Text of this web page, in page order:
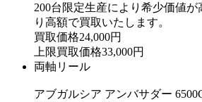
200台限定生産により希少価値
り高額で買取いたします。
買取価格24,000円
上限買取価格33,000円
両軸リール
アブガルシア アンバサダー